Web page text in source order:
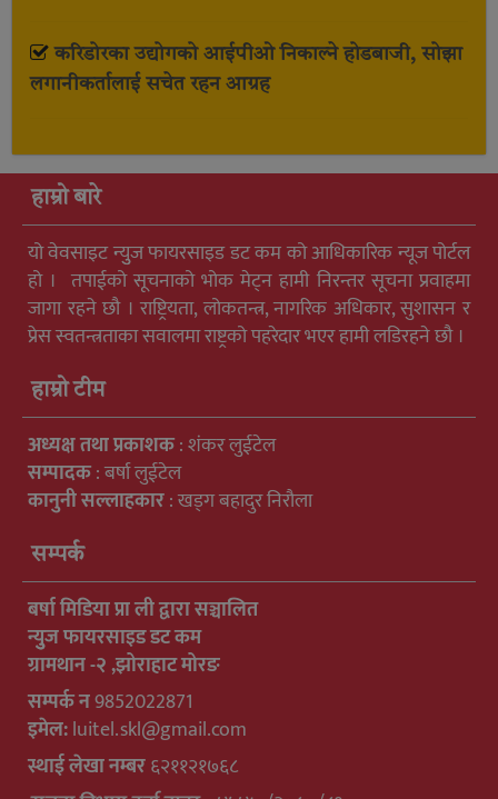
करिडोरका उद्योगको आईपीओ निकाल्ने होडबाजी, सोझा
लगानीकर्तालाई सचेत रहन आग्रह
हाम्रो बारे
यो वेवसाइट न्युुज फायरसाइड डट कम को आधिकारिक न्यूज पोर्टल
हो । तपाईको सूचनाको भोक मेट्न हामी निरन्तर सूचना प्रवाहमा
जागा रहने छौ । राष्ट्रियता, लोकतन्त्र, नागरिक अधिकार, सुशासन र
प्रेस स्वतन्त्रताका सवालमा राष्ट्रको पहरेदार भएर हामी लडिरहने छौ ।
हाम्रो टीम
अध्यक्ष तथा प्रकाशक: शंकर लुईटेल
सम्पादक: बर्षा लुईटेल
कानुनी सल्लाहकार: खड्ग बहादुर निरौला
सम्पर्क
बर्षा मिडिया प्रा ली द्वारा सञ्चालित
न्युुज फायरसाइड डट कम
ग्रामथान -२ ,झोराहाट मोरङ
सम्पर्क न9852022871
इमेल:luitel.skl@gmail.com
स्थाई लेखा नम्बर६२११२१७६८